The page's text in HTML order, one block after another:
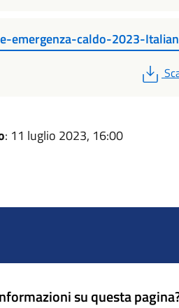
emergenza-caldo-2023-
: 11 luglio 2023, 16:00
su questa